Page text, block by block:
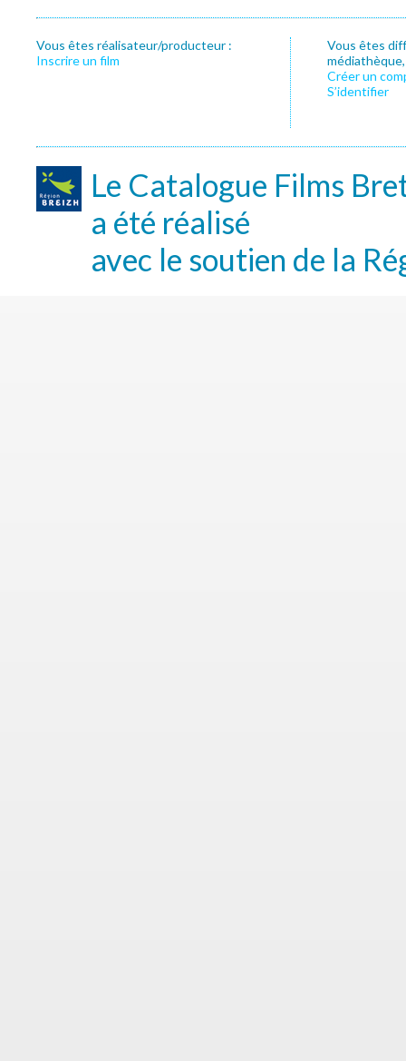
Vous êtes réalisateur/producteur :
Inscrire un film
Vous êtes
Créer un
S’identifier
Le Catalogue Films
a été réalisé
avec le soutien de la